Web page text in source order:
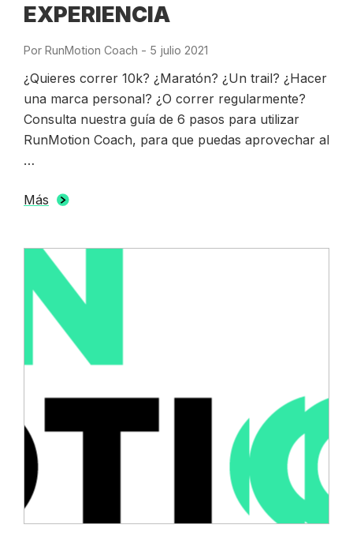
EXPERIENCIA
Por RunMotion Coach - Publicado
5 julio 2021
¿Quieres correr 10k? ¿Maratón? ¿Un trail? ¿Hacer
una marca personal? ¿O correr regularmente?
Consulta nuestra guía de 6 pasos para utilizar
RunMotion Coach, para que puedas aprovechar al
…
Más